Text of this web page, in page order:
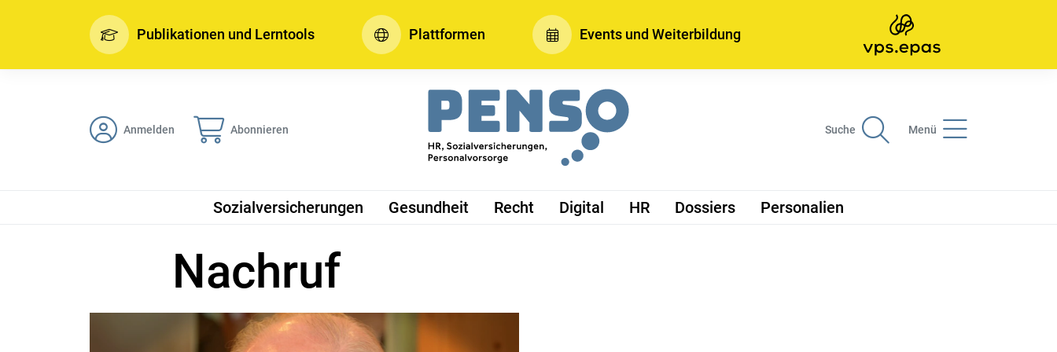
Publikationen und Lerntools Plattformen Events und Weiterbildung
Anmelden Abonnieren Suche Menü
Sozialversicherungen Gesundheit Recht Digital HR Dossiers Personalien
Nachruf